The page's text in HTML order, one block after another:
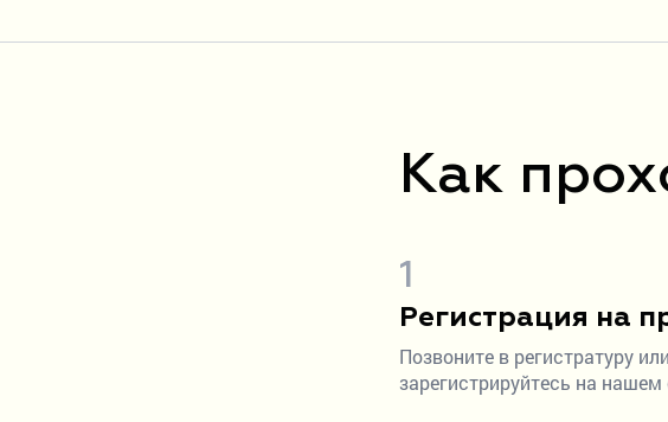
Как
1
Регистрация на
Позвоните в регистратуру или
зарегистрируйтесь на нашем